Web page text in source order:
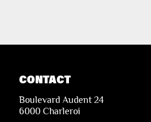
CONTACT
Boulevard Audent 24
6000 Charleroi